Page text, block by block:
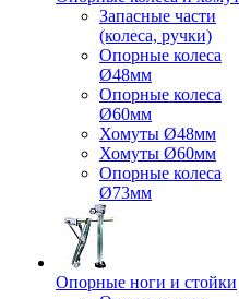
Запасные части
(колеса, ручки)
Опорные колеса
Ø48мм
Опорные колеса
Ø60мм
Хомуты Ø48мм
Хомуты Ø60мм
Опорные колеса
Ø73мм
Опорные ноги и стойки